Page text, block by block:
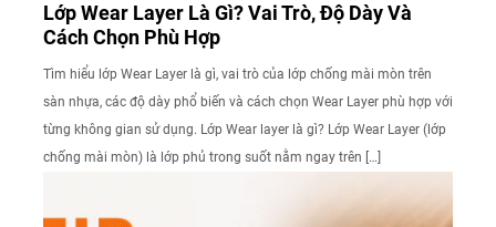
Lớp Wear Layer Là Gì? Vai Trò, Độ Dày Và
Cách Chọn Phù Hợp
Tìm hiểu lớp Wear Layer là gì, vai trò của lớp chống mài mòn trên
sàn nhựa, các độ dày phổ biến và cách chọn Wear Layer phù hợp với
từng không gian sử dụng. Lớp Wear layer là gì? Lớp Wear Layer (lớp
chống mài mòn) là lớp phủ trong suốt nằm ngay trên […]